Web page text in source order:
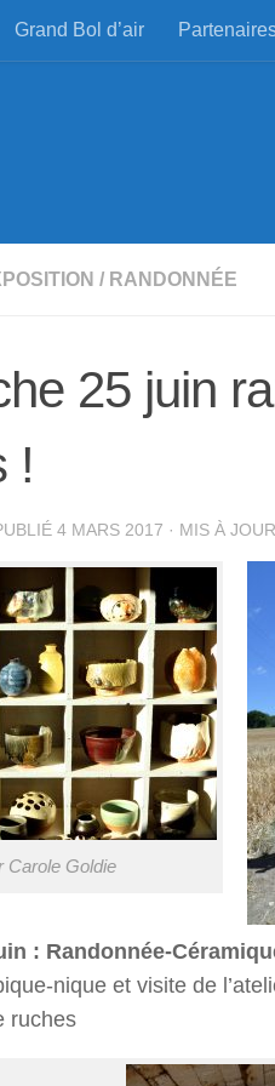
Grand Bol d’air
/ RANDONNÉE
25 juin
!
4 MARS 2017 · MIS À JOUR
Carole Goldie
: Randonnée-
nique et visite de
ruches